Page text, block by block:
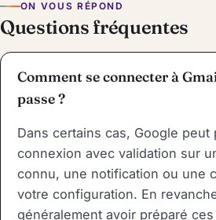
ON VOUS RÉPOND
Questions fréquentes
Comment se connecter à
passe ?
Dans certains cas, Google peut
connexion avec validation sur
connu, une notification ou une
votre configuration. En
généralement avoir préparé ces